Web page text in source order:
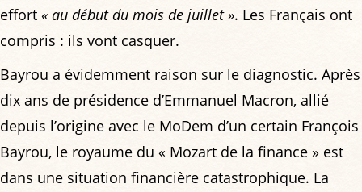
effort « au début du mois de juillet ». Les Français ont
compris : ils vont casquer.
Bayrou a évidemment raison sur le diagnostic. Après
dix ans de présidence d’Emmanuel Macron, allié
depuis l’origine avec le MoDem d’un certain François
Bayrou, le royaume du « Mozart de la finance » est
dans une situation financière catastrophique. La